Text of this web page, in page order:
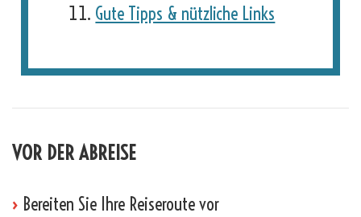
Gute Tipps & nützliche Links
VOR DER ABREISE
› Bereiten Sie Ihre Reiseroute vor